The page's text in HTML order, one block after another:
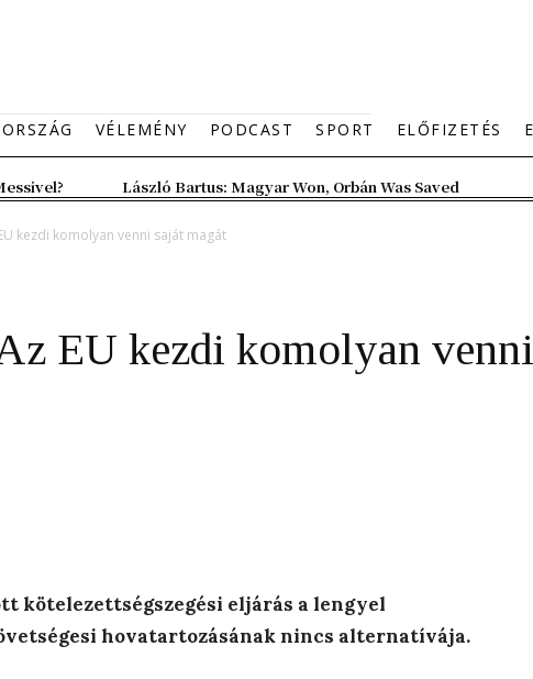
VÉLEMÉNY PODCAST SPORT ELŐFIZETÉS
László Bartus: Magyar Won, Orbán Was Saved
kezdi komolyan venni saját magát
EU kezdi komolyan
kötelezettségszegési eljárás a lengyel
hovatartozásának nincs alternatívája.